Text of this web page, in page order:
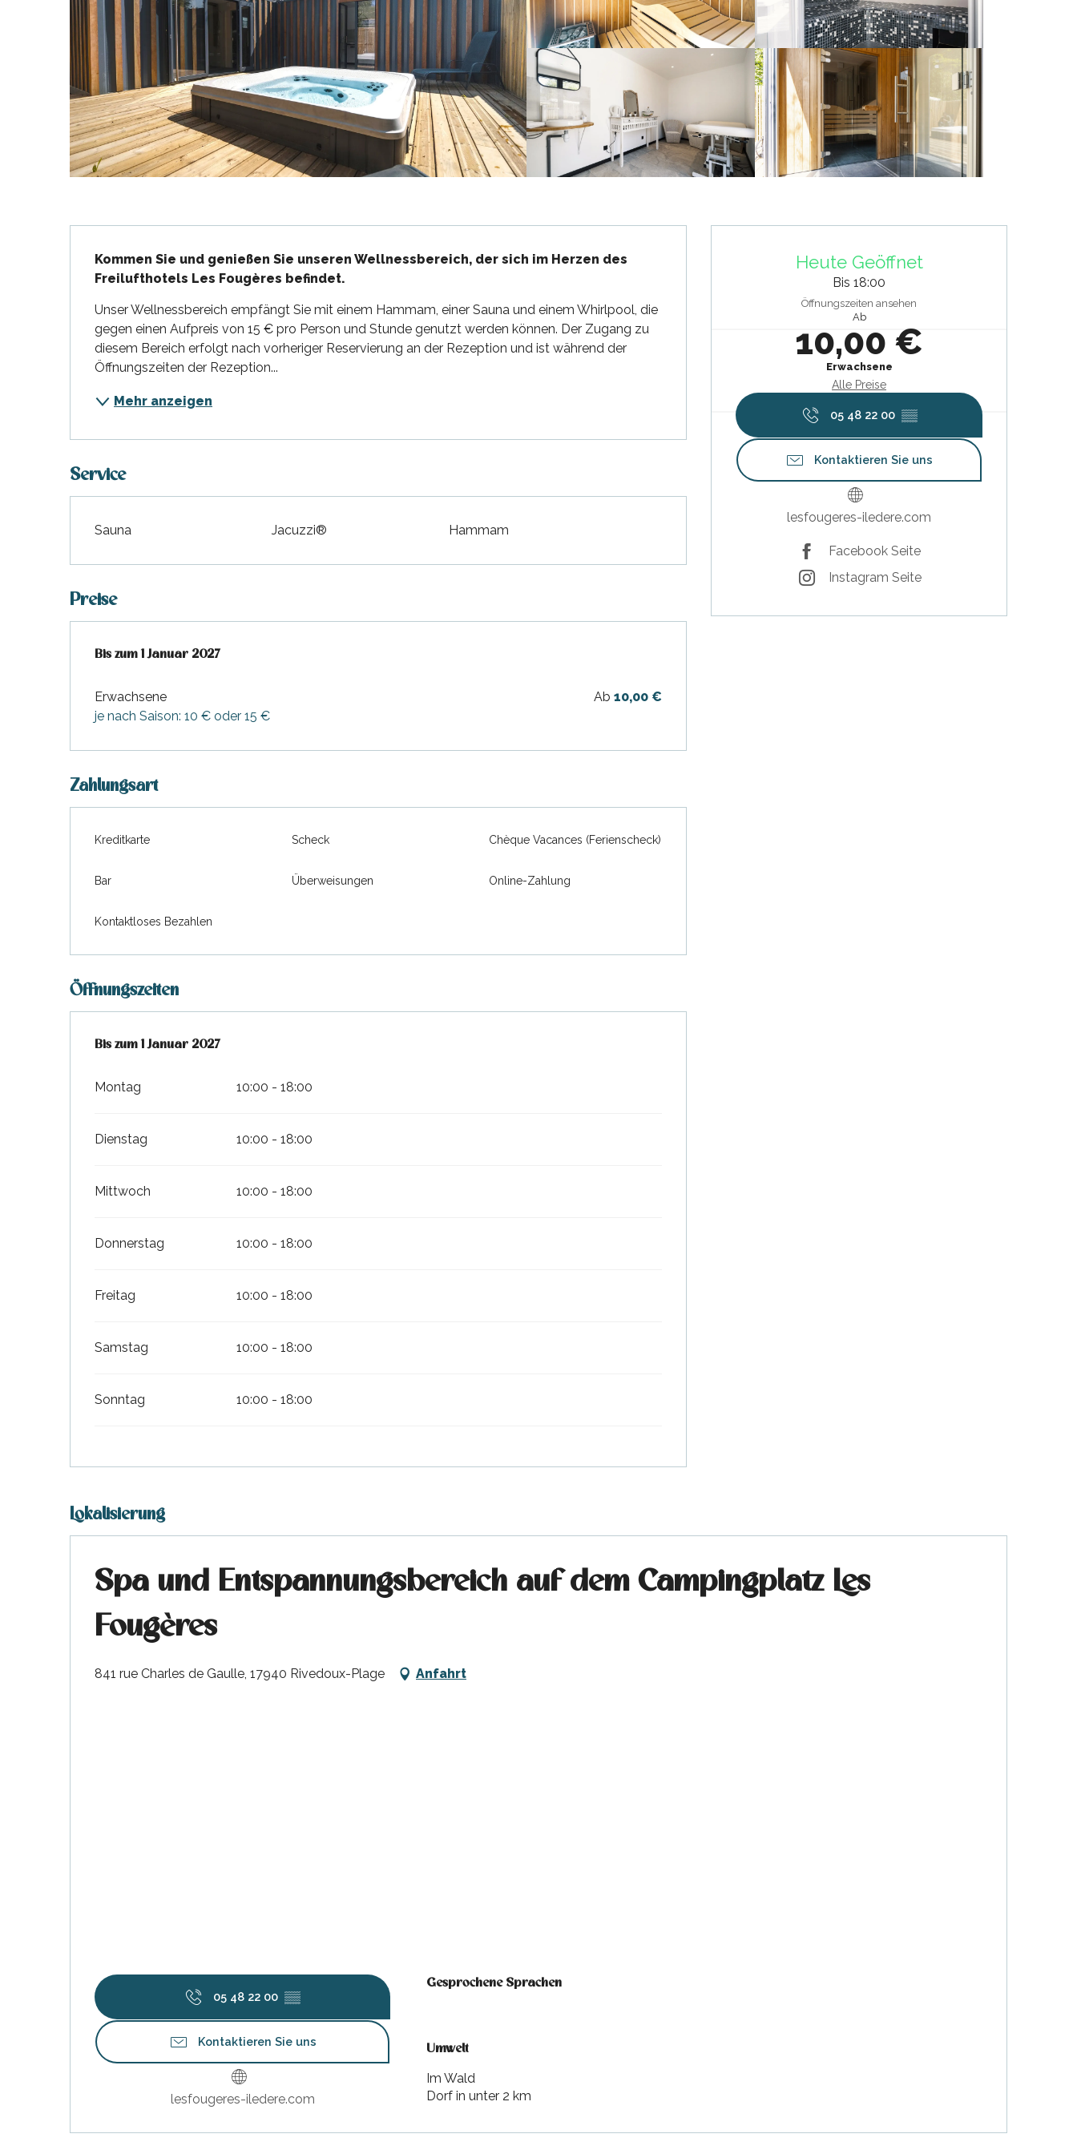
Marie-de-Ré
Heute Geöffnet
Bis 18:00
Öffnungszeiten ansehen
Ab
10,00 €
Erwachsene
Alle Preise
05 48 22 00 ▒▒
Kontaktieren Sie uns
lesfougeres-iledere.com
Facebook Seite
Instagram Seite
Kommen Sie und genießen Sie unseren Wellnessbereich, der sich im Herzen des
Freilufthotels Les Fougères befindet.
Unser Wellnessbereich empfängt Sie mit einem Hammam, einer Sauna und einem Whirlpool, die
gegen einen Aufpreis von 15 € pro Person und Stunde genutzt werden können. Der Zugang zu
diesem Bereich erfolgt nach vorheriger Reservierung an der Rezeption und ist während der
Öffnungszeiten der Rezeption...
Mehr anzeigen
Service
Sauna Jacuzzi® Hammam
Preise
ab2 Februar 2026bis zum
Bis zum1 Januar 2027
Erwachsene
je nach Saison: 10 € oder 15 €
Ab10,00 €
Zahlungsart
Kreditkarte Scheck Chèque Vacances (Ferienscheck)
Bar Überweisungen Online-Zahlung
Kontaktloses Bezahlen
Öffnungszeiten
vom2 Februar 2026bis zum
Bis zum1 Januar 2027
Montag 10:00 - 18:00
Dienstag 10:00 - 18:00
Mittwoch 10:00 - 18:00
Donnerstag 10:00 - 18:00
Freitag 10:00 - 18:00
Samstag 10:00 - 18:00
Sonntag 10:00 - 18:00
Lokalisierung
Spa und Entspannungsbereich auf dem Campingplatz Les
Fougères
841 rue Charles de Gaulle, 17940 Rivedoux-Plage Anfahrt
05 48 22 00▒▒
Kontaktieren Sie uns
lesfougeres-iledere.com
Gesprochene Sprachen
Gesprochene Sprachen
Umwelt
Umwelt
Im Wald
Dorf in unter 2 km